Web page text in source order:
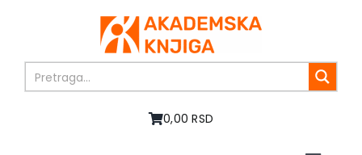
0,00 RSD